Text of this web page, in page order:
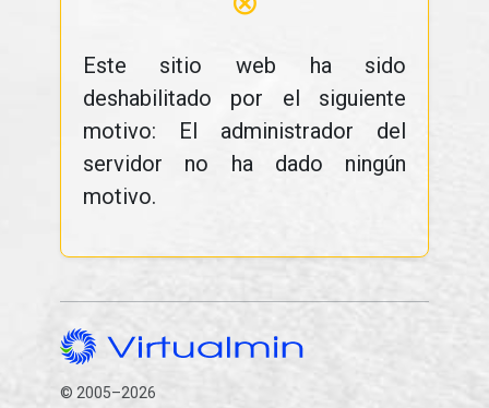
Este sitio web ha sido
deshabilitado por el siguiente
motivo: El administrador del
servidor no ha dado ningún
motivo.
© 2005–2026